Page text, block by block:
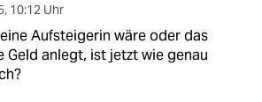
, 10:12 Uhr
Aufsteigerin wäre oder das
Geld anlegt, ist jetzt wie genau